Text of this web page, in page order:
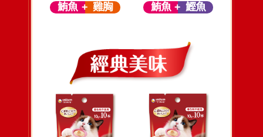
鮪魚 雞胸 鮪魚 鰹魚